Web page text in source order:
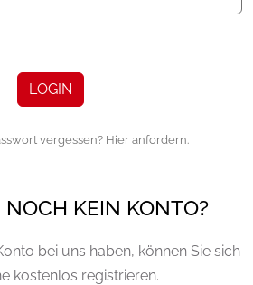
LOGIN
vergessen? Hier anfordern.
KEIN KONTO?
bei uns haben, können Sie sich
kostenlos registrieren.